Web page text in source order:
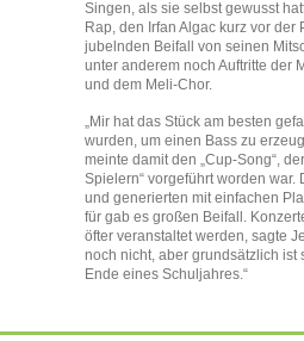
Singen, als sie selbst gewusst
Rap, den Irfan Algac kurz vor
jubelnden Beifall von seinen
unter anderem noch Auftritte der
und dem Meli-Chor.
„Mir hat das Stück am besten
wurden, um einen Bass zu
meinte damit den „Cup-Song“,
Spielern“ vorgeführt worden
und generierten mit einfachen
für gab es großen Beifall.
öfter veranstaltet werden, sagte
noch nicht, aber grundsätzlich ist
Ende eines Schuljahres.“